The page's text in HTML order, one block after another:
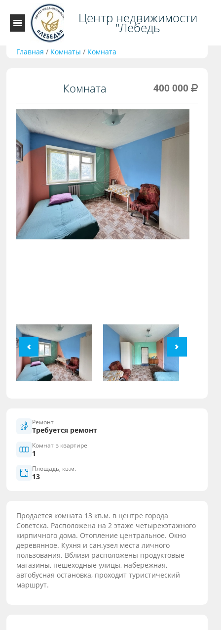
Центр недвижимости
"Лебедь
Главная / Комнаты / Комната
Комната 400 000
Ремонт
Требуется ремонт
Комнат в квартире
1
Площадь, кв.м.
13
Продается комната 13 кв.м. в центре города
Советска. Расположена на 2 этаже четырехэтажного
кирпичного дома. Отопление центральное. Окно
деревянное. Кухня и сан.узел места личного
пользования. Вблизи расположены продуктовые
магазины, пешеходные улицы, набережная,
автобусная остановка, проходит туристический
маршрут.